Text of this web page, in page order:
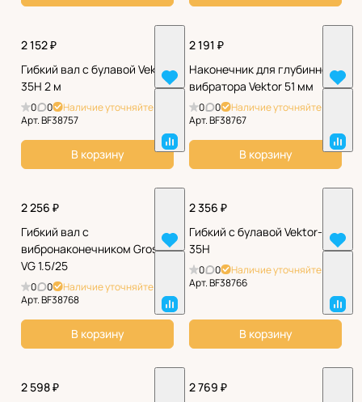
2 152 ₽
Гибкий вал с булавой Vektor
35H 2 м
0 0
Наличие уточняйте
Арт.BF38757
В корзину
2 191 ₽
Наконечник для глубинного
вибратора Vektor 51 мм
0 0
Наличие уточняйте
Арт.BF38767
В корзину
2 256 ₽
Гибкий вал с
вибронаконечником Grost
VG 1.5/25
0 0
Наличие уточняйте
Арт.BF38768
В корзину
2 356 ₽
Гибкий с булавой Vektor-
35H
0 0
Наличие уточняйте
Арт.BF38766
В корзину
2 598 ₽
2 769 ₽